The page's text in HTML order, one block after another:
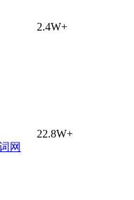
2.4W+
22.8W+